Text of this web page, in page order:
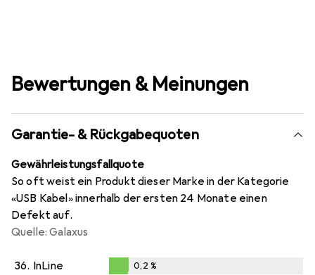
Bewertungen & Meinungen
Garantie- & Rückgabequoten
Gewährleistungsfallquote
So oft weist ein Produkt dieser Marke in der Kategorie
«USB Kabel» innerhalb der ersten 24 Monate einen
Defekt auf.
Quelle: Galaxus
36. InLine 0,2 %